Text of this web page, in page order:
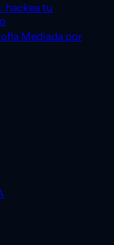
hackea tu
Mediada por